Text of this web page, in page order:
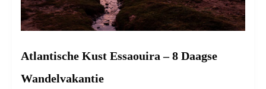
Atlantische Kust Essaouira – 8 Daagse
Wandelvakantie